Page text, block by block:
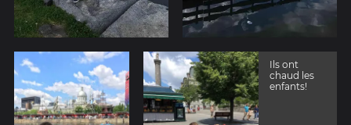
Ils ont
chaud les
enfants!